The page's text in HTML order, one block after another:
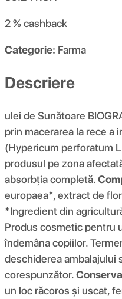
2 %cashback
Categorie: Farma
Descriere
ulei de Sunătoare
prin macerarea la rece a
(Hypericum perforatum
produsul pe zona
absorbția completă.
europaea*, extract de
*Ingredient din
Produs cosmetic pentru
îndemâna copiilor.
deschiderea ambalajului
corespunzător.
un loc răcoros și uscat,